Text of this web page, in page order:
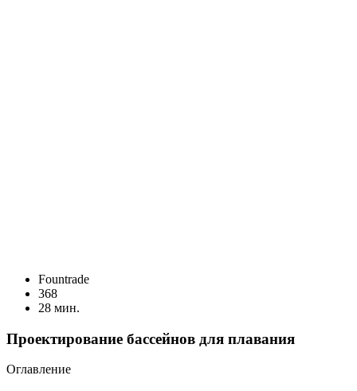
Fоuntrade
368
28 мин.
Проектирование бассейнов для плавания
Оглавление